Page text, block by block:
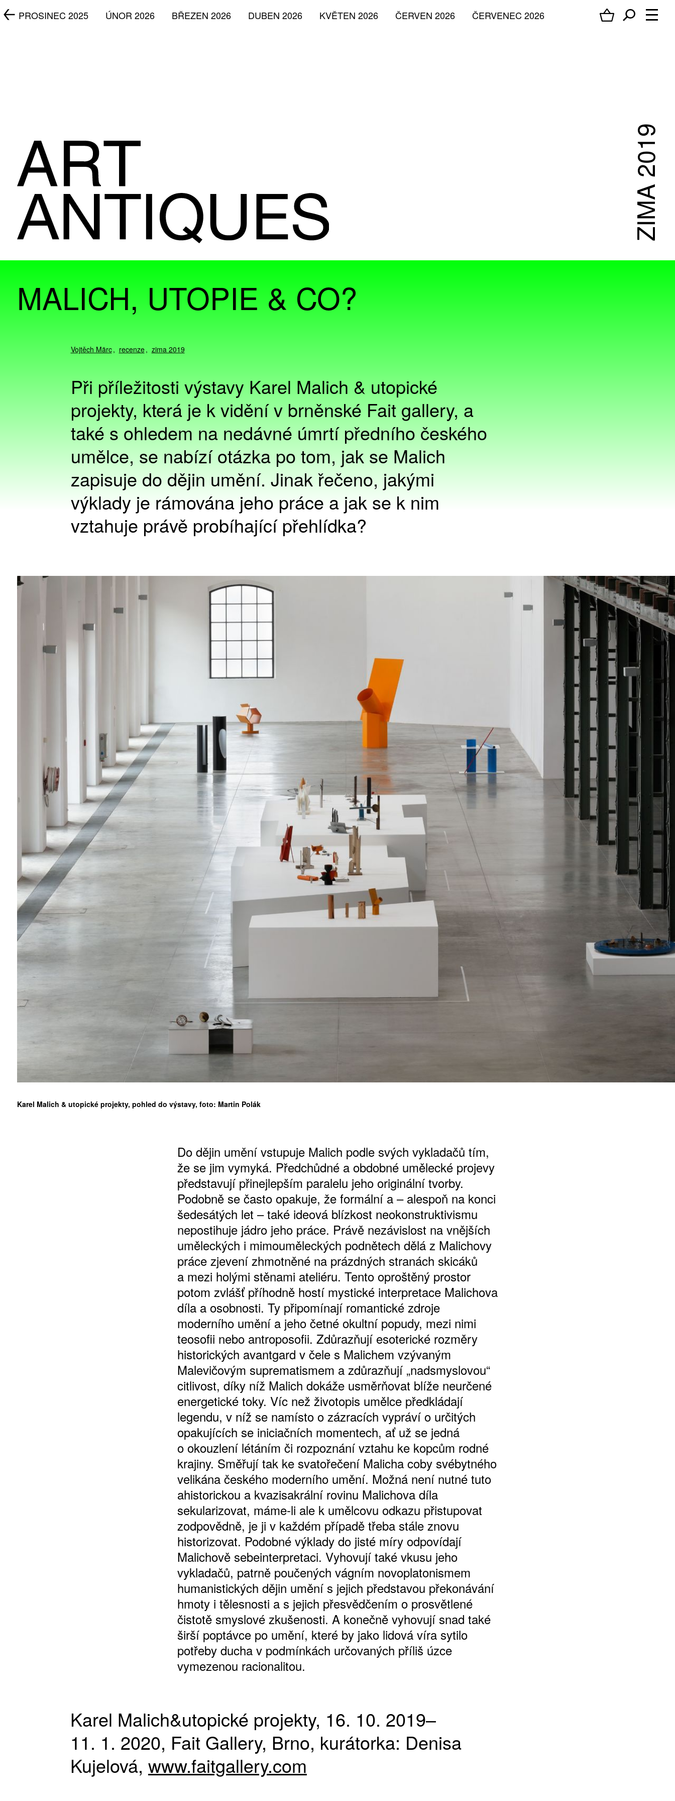
ČERVENEC 2026
ČERVEN 2026
KVĚTEN 2026
DUBEN 2026
BŘEZEN 2026
ÚNOR 2026
PROSINEC 2025
ZIMA 2019
MALICH, UTOPIE & CO?
Vojtěch Märc recenze zima 2019
Při příležitosti výstavy Karel Malich & utopické
projekty, která je k vidění v brněnské Fait gallery, a
také s ohledem na nedávné úmrtí předního českého
umělce, se nabízí otázka po tom, jak se Malich
zapisuje do dějin umění. Jinak řečeno, jakými
výklady je rámována jeho práce a jak se k nim
vztahuje právě probíhající přehlídka?
Karel Malich & utopické projekty, pohled do výstavy, foto: Martin Polák
Do dějin umění vstupuje Malich podle svých vykladačů tím,
že se jim vymyká. Předchůdné a obdobné umělecké projevy
představují přinejlepším paralelu jeho originální tvorby.
Podobně se často opakuje, že formální a – alespoň na konci
šedesátých let – také ideová blízkost neokonstruktivismu
nepostihuje jádro jeho práce. Právě nezávislost na vnějších
uměleckých i mimouměleckých podnětech dělá z Malichovy
práce zjevení zhmotněné na prázdných stranách skicáků
a mezi holými stěnami ateliéru. Tento oproštěný prostor
potom zvlášť příhodně hostí mystické interpretace Malichova
díla a osobnosti. Ty připomínají romantické zdroje
moderního umění a jeho četné okultní popudy, mezi nimi
teosofii nebo antroposofii. Zdůrazňují esoterické rozměry
historických avantgard v čele s Malichem vzývaným
Malevičovým suprematismem a zdůrazňují „nadsmyslovou“
citlivost, díky níž Malich dokáže usměrňovat blíže neurčené
energetické toky. Víc než životopis umělce předkládají
legendu, v níž se namísto o zázracích vypráví o určitých
opakujících se iniciačních momentech, ať už se jedná
o okouzlení létáním či rozpoznání vztahu ke kopcům rodné
krajiny. Směřují tak ke svatořečení Malicha coby svébytného
velikána českého moderního umění. Možná není nutné tuto
ahistorickou a kvazisakrální rovinu Malichova díla
sekularizovat, máme-li ale k umělcovu odkazu přistupovat
zodpovědně, je ji v každém případě třeba stále znovu
historizovat. Podobné výklady do jisté míry odpovídají
Malichově sebeinterpretaci. Vyhovují také vkusu jeho
vykladačů, patrně poučených vágním novoplatonismem
humanistických dějin umění s jejich představou překonávání
hmoty i tělesnosti a s jejich přesvědčením o prosvětlené
čistotě smyslové zkušenosti. A konečně vyhovují snad také
širší poptávce po umění, které by jako lidová víra sytilo
potřeby ducha v podmínkách určovaných příliš úzce
vymezenou racionalitou.
Karel Malich&utopické projekty, 16. 10. 2019–
11. 1. 2020, Fait Gallery, Brno, kurátorka: Denisa
Kujelová, www.faitgallery.com
ZÍSKEJTE
ROČNÍ PŘEDPLATNÉ
ZA 1100 KČ
10 TIŠTĚNÝCH ČÍSEL
365 DNÍ ONLINE VERZE
ČLENSKÁ KARTA ARTCARD
KOUPIT PŘEDPLATNÉ